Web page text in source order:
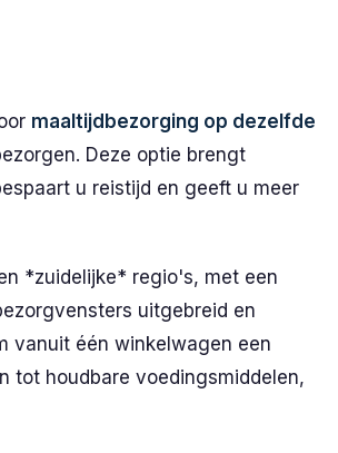
maaltijdbezorging op dezelfde
Deze optie brengt
u reistijd en geeft u meer
*zuidelijke* regio's, met een
uitgebreid en
vanuit één winkelwagen een
tot houdbare voedingsmiddelen,